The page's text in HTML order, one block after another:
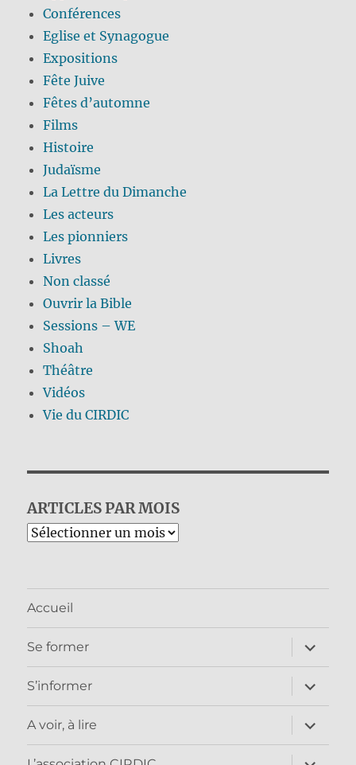
Conférences
Eglise et Synagogue
Expositions
Fête Juive
Fêtes d’automne
Films
Histoire
Judaïsme
La Lettre du Dimanche
Les acteurs
Les pionniers
Livres
Non classé
Ouvrir la Bible
Sessions – WE
Shoah
Théâtre
Vidéos
Vie du CIRDIC
ARTICLES PAR MOIS
Archives
Accueil
Se former
ouvrir
le
sous-
menu
S’informer
ouvrir
le
sous-
menu
A voir, à lire
ouvrir
le
sous-
menu
ouvrir